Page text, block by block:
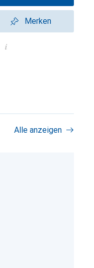
Merken
i
Alle anzeigen